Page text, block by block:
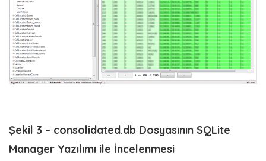
Şekil 3 – consolidated.db Dosyasının SQLite
Manager Yazılımı ile İncelenmesi